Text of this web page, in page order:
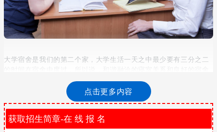
大学宿舍是我们的第二个家，大学生活一天之中最少要有三分之二
环境可以让我们愉快的度过四年大学生活。南宁职业技术学院宿舍
条件怎么样也就成了同学们十分关心的问题，以下是南宁职业技术
南宁职业技术学院宿舍条件及收费标准
点击更多内容